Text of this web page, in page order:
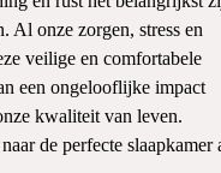
Al onze zorgen, stress en
veilige en comfortabele
een ongelooflijke impact
kwaliteit van leven.
de perfecte slaapkamer